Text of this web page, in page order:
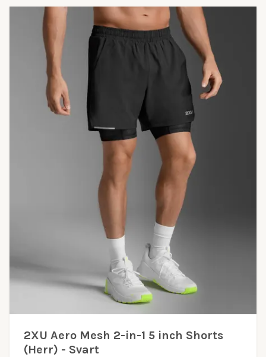
2XU Aero Mesh 2-in-1 5 inch Shorts
(Herr) - Svart